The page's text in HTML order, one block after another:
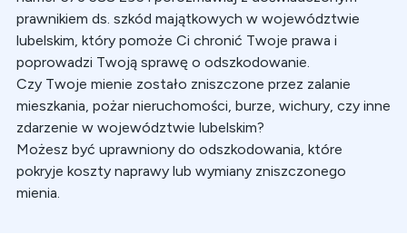
prawnikiem ds. szkód majątkowych w województwie
lubelskim, który pomoże Ci chronić Twoje prawa i
poprowadzi Twoją sprawę o odszkodowanie.
Czy Twoje mienie zostało zniszczone przez zalanie
mieszkania, pożar nieruchomości, burze, wichury, czy inne
zdarzenie w województwie lubelskim?
Możesz być uprawniony do odszkodowania, które
pokryje koszty naprawy lub wymiany zniszczonego
mienia.